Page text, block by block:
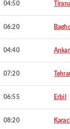
04:50
06:20
04:40
07:20
06:55 Erbil
08:20